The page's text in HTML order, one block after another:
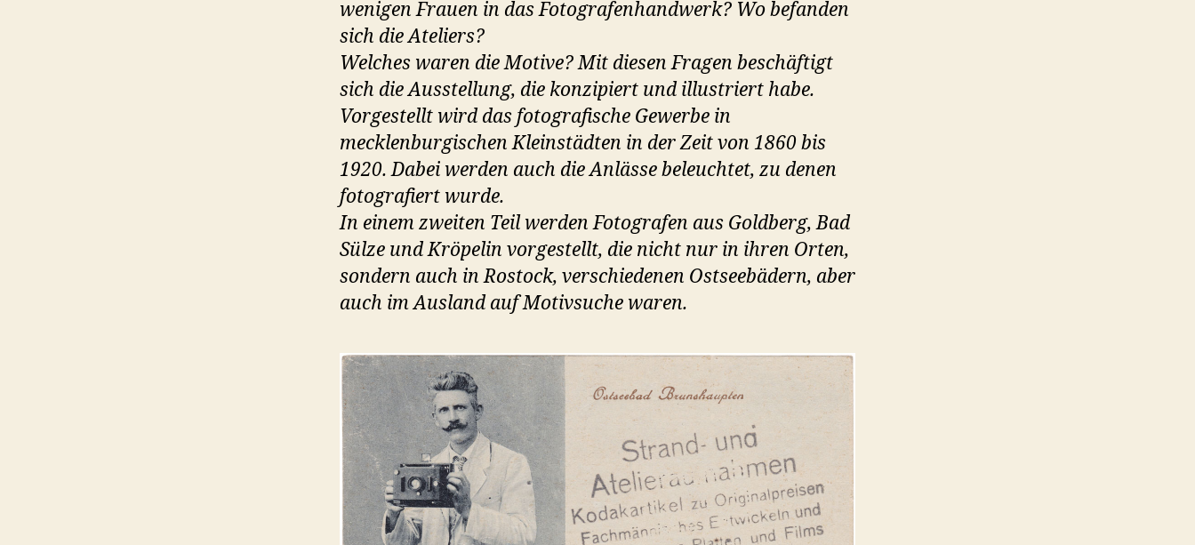
wenigen Frauen in das Fotografenhandwerk? Wo befanden
sich die Ateliers?
Welches waren die Motive?Mit diesen Fragen beschäftigt
sich die Ausstellung, die konzipiert und illustriert habe.
Vorgestellt wird das fotografische Gewerbe in
mecklenburgischen Kleinstädten in der Zeit von 1860 bis
1920. Dabei werden auch die Anlässe beleuchtet, zu denen
fotografiert wurde.
In einem zweiten Teil werden Fotografen aus Goldberg, Bad
Sülze und Kröpelin vorgestellt, die nicht nur in ihren Orten,
sondern auch in Rostock, verschiedenen Ostseebädern, aber
auch im Ausland auf Motivsuche waren.